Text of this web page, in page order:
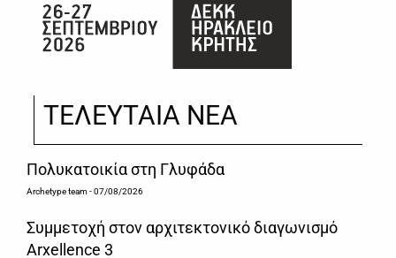
ΤΕΛΕΥΤΑΙΑ ΝΕΑ
Πολυκατοικία στη Γλυφάδα
Archetype team- 07/08/2026
Συμμετοχή στον αρχιτεκτονικό διαγωνισμό
Arxellence 3